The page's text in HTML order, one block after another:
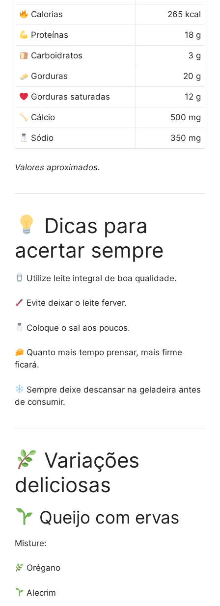
Calorias 265 kcal
Proteínas 18 g
Carboidratos 3 g
Gorduras 20 g
Gorduras saturadas 12 g
Cálcio 500 mg
Sódio 350 mg
Valores aproximados.
Dicas para
acertar sempre
Utilize leite integral de boa qualidade.
Evite deixar o leite ferver.
Coloque o sal aos poucos.
Quanto mais tempo prensar, mais firme
ficará.
Sempre deixe descansar na geladeira antes
de consumir.
Variações
deliciosas
Queijo com ervas
Misture:
Orégano
Alecrim